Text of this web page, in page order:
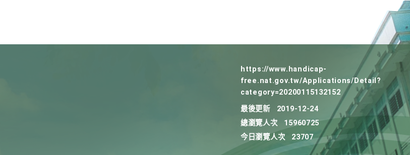
https://www.handicap-
free.nat.gov.tw/Applications/Detail?
category=20200115132152
最後更新
2019-12-24
總瀏覽人次
15960725
今日瀏覽人次
23707